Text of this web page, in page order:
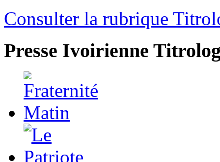
Consulter la rubrique
Presse Ivoirienne